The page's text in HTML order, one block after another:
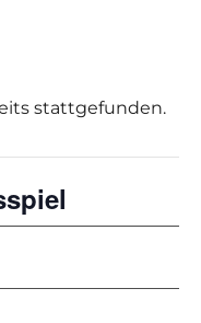
stattgefunden.